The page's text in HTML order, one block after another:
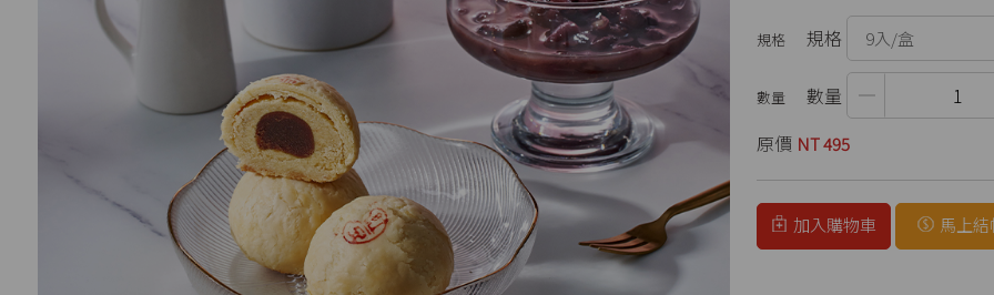
規格
數量
原價 NT 495
加入購物車 馬上